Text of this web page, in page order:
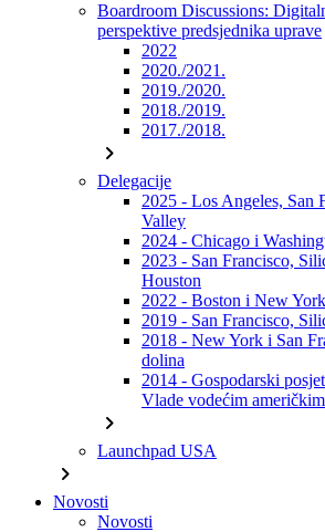
Boardroom Discussions:
perspektive predsjednika uprave
2022
2020./2021.
2019./2020.
2018./2019.
2017./2018.
chevron_right
Delegacije
2025 - Los Angeles, San
Valley
2024 - Chicago i
2023 - San Francisco,
Houston
2022 - Boston i New York
2019 - San Francisco,
2018 - New York i San
dolina
2014 - Gospodarski
Vlade vodećim
chevron_right
Launchpad USA
chevron_right
Novosti
Novosti